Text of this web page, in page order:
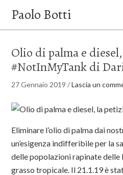
Paolo Botti
Olio di palma e
#NotInMyTank di
27 Gennaio 2019 /Lascia un
Eliminare l’olio di palma dai
un’esigenza indifferibile per la
delle popolazioni rapinate delle
grasso tropicale. Il 21.1.19 è